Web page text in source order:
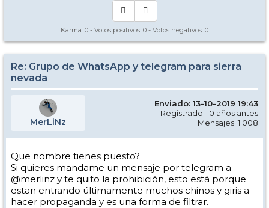
Karma: 0 - Votos positivos: 0 - Votos negativos: 0
Re: Grupo de WhatsApp y telegram para sierra
nevada
MerLiNz
Enviado: 13-10-2019 19:43
Registrado: 10 años antes
Mensajes: 1.008
Que nombre tienes puesto?
Si quieres mandame un mensaje por telegram a
@merlinz y te quito la prohibición, esto está porque
estan entrando últimamente muchos chinos y giris a
hacer propaganda y es una forma de filtrar.